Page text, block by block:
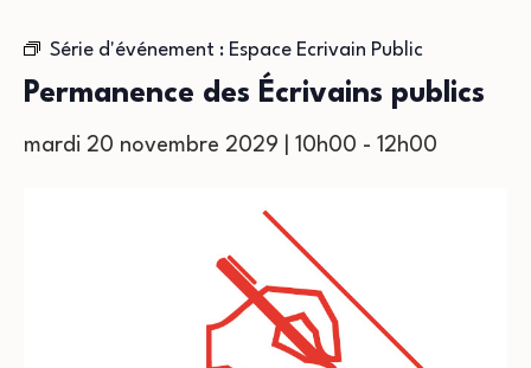
Série d'événement : Espace Ecrivain Public
Permanence des Écrivains publics
mardi 20 novembre 2029 | 10h00 - 12h00